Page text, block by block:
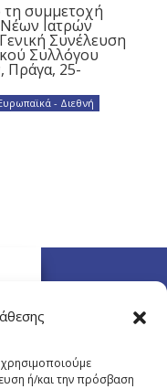
ή/και την πρόσβαση
συμμετοχή
Ιατρών
Συνέλευση
Συλλόγου
Πράγα, 25-
- Διεθνή